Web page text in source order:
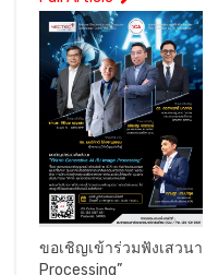
ขอเชิญเข้าร่วมฟังเสวนา
Processing”